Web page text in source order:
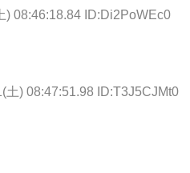
) 08:46:18.84 ID:Di2PoWEc0
土) 08:47:51.98 ID:T3J5CJMt0